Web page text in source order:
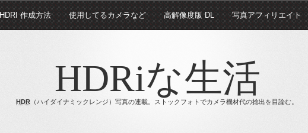
HDRI 作成方法 使用してるカメラなど 高解像度版 DL 写真アフィリエイト
HDRiな生活
HDR （ハイダイナミックレンジ）写真の連載。ストックフォトでカメラ機材代の捻出を目論む。